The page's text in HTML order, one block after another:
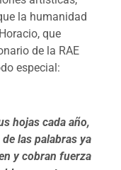
la humanidad
que
de la RAE
especial:
hojas cada año,
las palabras ya
y cobran fuerza